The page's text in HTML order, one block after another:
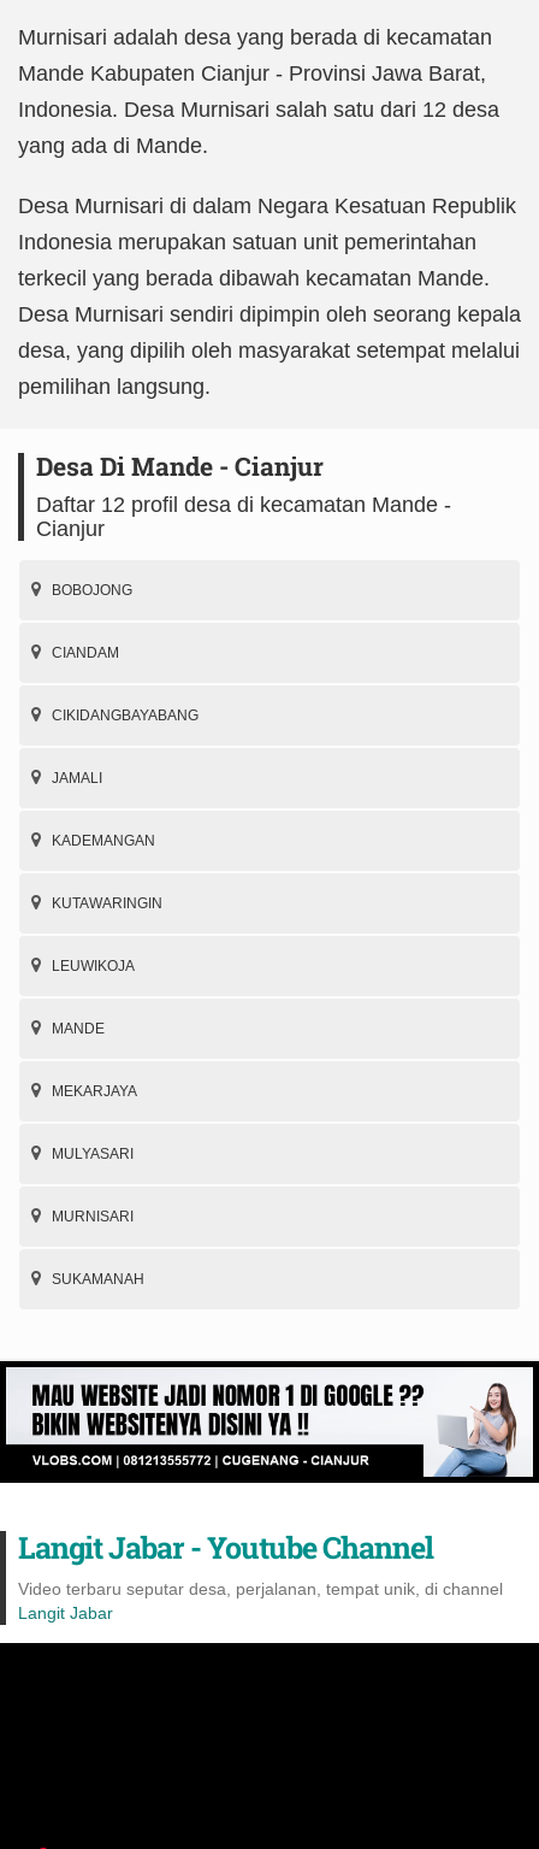
Murnisari adalah desa yang berada di kecamatan
Mande Kabupaten Cianjur - Provinsi Jawa Barat,
Indonesia. Desa Murnisari salah satu dari 12 desa
yang ada di Mande.
Desa Murnisari di dalam Negara Kesatuan Republik
Indonesia merupakan satuan unit pemerintahan
terkecil yang berada dibawah kecamatan Mande.
Desa Murnisari sendiri dipimpin oleh seorang kepala
desa, yang dipilih oleh masyarakat setempat melalui
pemilihan langsung.
Desa Di Mande - Cianjur
Daftar 12 profil desa di kecamatan Mande -
Cianjur
BOBOJONG
CIANDAM
CIKIDANGBAYABANG
JAMALI
KADEMANGAN
KUTAWARINGIN
LEUWIKOJA
MANDE
MEKARJAYA
MULYASARI
MURNISARI
SUKAMANAH
Langit Jabar - Youtube Channel
Video terbaru seputar desa, perjalanan, tempat unik, di channel
Langit Jabar